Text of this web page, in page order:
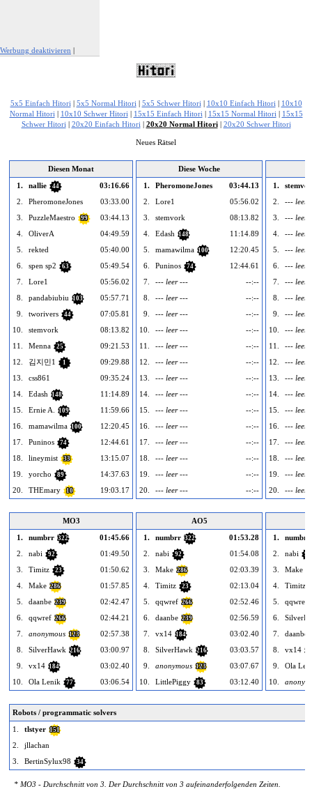
Werbung deaktivieren |
5x5 Einfach Hitori | 5x5 Normal Hitori | 5x5 Schwer Hitori | 10x10 Einfach Hitori | 10x10
Normal Hitori | 10x10 Schwer Hitori | 15x15 Einfach Hitori | 15x15 Normal Hitori | 15x15
Schwer Hitori | 20x20 Einfach Hitori | 20x20 Normal Hitori| 20x20 Schwer Hitori
Neues Rätsel
Diesen Monat
1.
nallie 44
03:16.66
2.
PheromoneJones
03:33.00
3.
PuzzleMaestro 99
03:44.13
4.
OliverA
04:49.59
5.
rekted
05:40.00
6.
spen sp2 63
05:49.54
7.
Lore1
05:56.02
8.
pandabiubiu 103
05:57.71
9.
tworivers 44
07:05.81
10.
stemvork
08:13.82
11.
Menna 25
09:21.53
12.
김지민1 1
09:29.88
13.
css861
09:35.24
14.
Edash 148
11:14.89
15.
Ernie A. 109
11:59.66
16.
mamawilma 100
12:20.45
17.
Puninos 74
12:44.61
18.
lineymist 33
13:15.07
19.
yorcho 89
14:37.63
20.
THEmary 10 19:03.17
Diese Woche
1.
PheromoneJones
03:44.13
2.
Lore1
05:56.02
3.
stemvork
08:13.82
4.
Edash 148
11:14.89
5.
mamawilma 100
12:20.45
6.
Puninos 74
12:44.61
7.
--- leer ---
--:--
8.
--- leer ---
--:--
9.
--- leer ---
--:--
10.
--- leer ---
--:--
11.
--- leer ---
--:--
12.
--- leer ---
--:--
13.
--- leer ---
--:--
14.
--- leer ---
--:--
15.
--- leer ---
--:--
16.
--- leer ---
--:--
17.
--- leer ---
--:--
18.
--- leer ---
--:--
19.
--- leer ---
--:--
20.
--- leer --- --:--
1.
2.
--- leer
3.
--- leer
4.
--- leer
5.
--- leer
6.
--- leer
7.
--- leer
8.
--- leer
9.
--- leer
10.
--- leer
11.
--- leer
12.
--- leer
13.
--- leer
14.
--- leer
15.
--- leer
16.
--- leer
17.
--- leer
18.
--- leer
19.
--- leer
20.
--- leer
MO3
1.
numbrr 322
01:45.66
2.
nabi 92
01:49.50
3.
Timitz 23
01:50.62
4.
Make 286
01:57.85
5.
daanbe 239
02:42.47
6.
qqwref 266
02:44.21
7.
anonymous 123
02:57.38
8.
SilverHawk 216
03:00.97
9.
vx14 184
03:02.40
10.
Ola Lenik 77 03:06.54
AO5
1.
numbrr 322
01:53.28
2.
nabi 92
01:54.08
3.
Make 286
02:03.39
4.
Timitz 23
02:13.04
5.
qqwref 266
02:52.46
6.
daanbe 239
02:56.59
7.
vx14 184
03:02.40
8.
SilverHawk 216
03:03.57
9.
anonymous 123
03:07.67
10.
LittlePiggy 83 03:12.40
1.
numbrr
2.
nabi 92
3. Make
4. Timitz
5. qqwref
6.
7.
daanbe
8. vx14
9.
Ola
10.
Robots / programmatic solvers
1.
tlstyer 151
2.
jllachan
3.
BertinSylux98 34
* MO3 - Durchschnitt von 3. Der Durchschnitt von 3 aufeinanderfolgenden Zeiten.